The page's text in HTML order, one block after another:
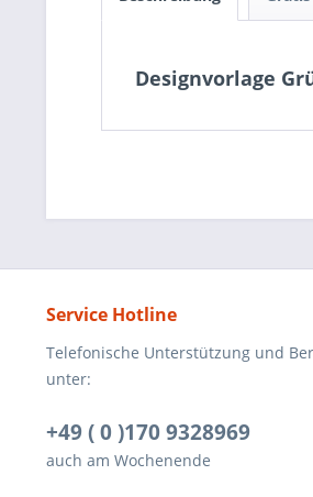
Designvorlage
Service Hotline
Telefonische Unterstützung und
unter:
+49 ( 0 )170 9328969
auch am Wochenende